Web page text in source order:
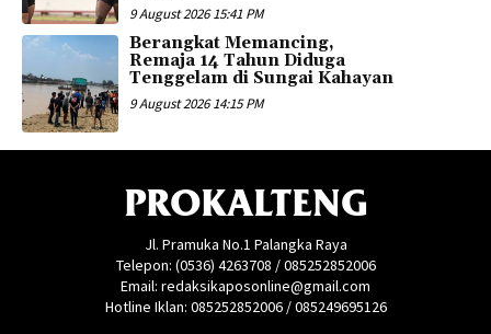
9 August 2026 15:41 PM
Berangkat Memancing,
Remaja 14 Tahun Diduga
Tenggelam di Sungai Kahayan
9 August 2026 14:15 PM
PROKALTENG
Jl. Pramuka No.1 Palangka Raya
Telepon: (0536) 4263708 / 085252852006
Email: redaksikaposonline@gmail.com
Hotline Iklan: 085252852006 / 085249695126